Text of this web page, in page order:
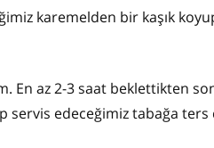
karemelden bir kaşık
En az 2-3 saat beklettikten
servis edeceğimiz tabağa ters